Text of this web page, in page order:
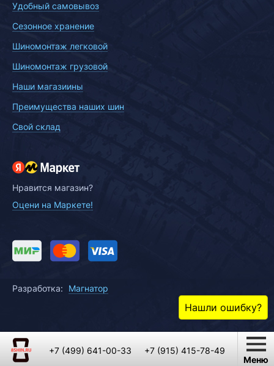
Удобный самовывоз
Сезонное хранение
Шиномонтаж легковой
Шиномонтаж грузовой
Наши магазиины
Преимущества наших шин
Свой склад
Нравится магазин?
Оцени на Маркете!
Разработка: Магнатор
+7 (499) 641-00-33
+7 (915) 415-78-49
Меню
Нашли ошибку?